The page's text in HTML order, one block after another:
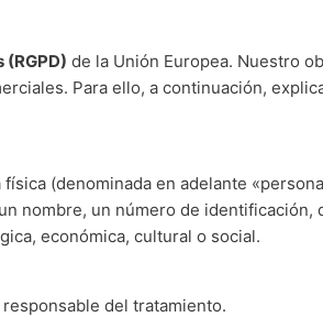
de la Unión Europea. Nuestro
Para ello, a continuación,
(denominada en adelante
nombre, un número de identificación,
económica, cultural o social.
del tratamiento.